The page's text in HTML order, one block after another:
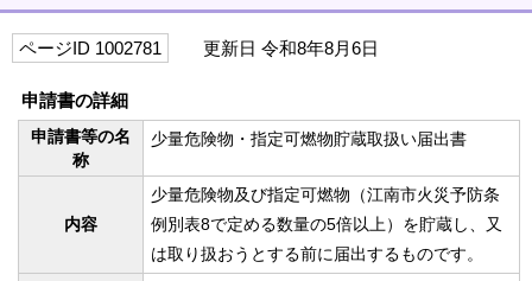
ページID 1002781 更新日 令和8年8月6日
申請書の詳細
申請書等の名
称
少量危険物・指定可燃物貯蔵取扱い届出書
内容
少量危険物及び指定可燃物（江南市火災予防条
例別表8で定める数量の5倍以上）を貯蔵し、又
は取り扱おうとする前に届出するものです。